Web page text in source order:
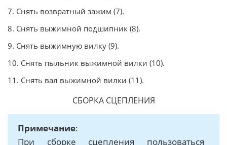
7. Снять возвратный зажим (7).
8. Снять выжимной подшипник (8).
9. Снять выжимную вилку (9).
10. Снять пыльник выжимной вилки (10).
11. Снять вал выжимной вилки (11).
СБОРКА СЦЕПЛЕНИЯ
Примечание:
При сборке сцепления пользоваться